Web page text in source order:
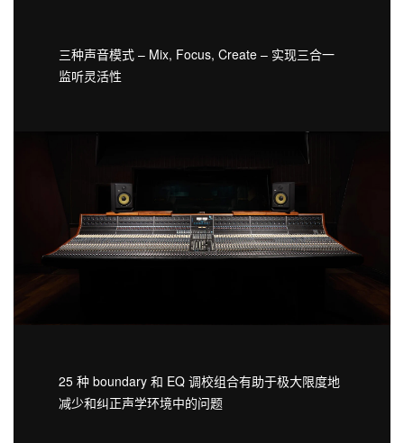
三种声音模式 – Mix, Focus, Create – 实现三合一
监听灵活性
25 种 boundary 和 EQ 调校组合有助于极大限度地
减少和纠正声学环境中的问题